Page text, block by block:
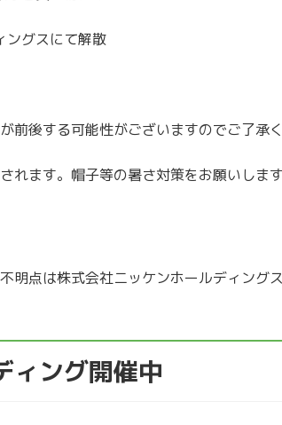
グスにて解散
前後する可能性がございますのでご了承く
れます。帽子等の暑さ対策をお願いします
明点は株式会社ニッケンホールディング
ィング開催中